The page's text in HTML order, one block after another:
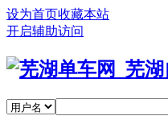
设为首页收藏本站
开启辅助访问